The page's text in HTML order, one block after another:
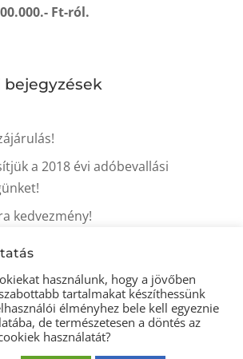
Ft-ról.
a 2018 évi adóbevallási
kedvezmény!
az iparűzési adó fizetés ideje is!
Könyveljitt könyvelőiroda -
használunk, hogy a jövőben
tartalmakat készíthessünk
élményhez bele kell egyeznie
de természetesen a döntés az
használatát?